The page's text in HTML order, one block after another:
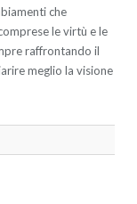
che
le virtù e le
raffrontando il
meglio la visione